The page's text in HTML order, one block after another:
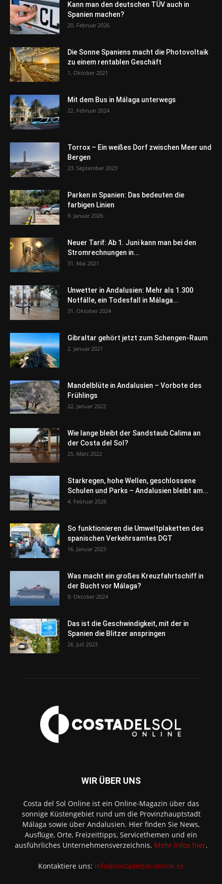
Kann man den deutschen TÜV auch in
Spanien machen?
20. Februar 2026
Die Sonne Spaniens macht die Photovoltaik
zu einem rentablen Geschäft
1. Oktober 2021
Mit dem Bus in Málaga unterwegs
22. Februar 2024
Torrox – Ein weißes Dorf zwischen Meer und
Bergen
23. September 2023
Parken in Spanien: Das bedeuten die
farbigen Linien
9. Januar 2026
Neuer Tarif: Ab 1. Juni kann man bei den
Stromrechnungen in...
31. Mai 2021
Unwetter in Andalusien: Mehr als 1.300
Notfälle, ein Todesfall in Málaga...
31. Oktober 2024
Gibraltar gehört jetzt zum Schengen-Raum
2. Januar 2021
Mandelblüte in Andalusien – Vorbote des
Frühlings
22. Januar 2022
Wie lange bleibt der Sandstaub Calima an
der Costa del Sol?
25. März 2022
Starkregen, hohe Wellen, geschlossene
Schulen und Parks – Andalusien bleibt am...
4. Februar 2026
So funktionieren die Umweltplaketten des
spanischen Verkehrsamtes DGT
16. Januar 2023
Was macht ein großes Kreuzfahrtschiff in
der Bucht vor Málaga?
9. Oktober 2024
Das ist die Geschwindigkeit, mit der in
Spanien die Blitzer anspringen
26. Juli 2023
WIR ÜBER UNS
Costa del Sol Online ist ein Online-Magazin über das
sonnige Küstengebiet rund um die Provinzhauptstadt
Málaga sowie über Andalusien. Hier finden Sie News,
Ausflüge, Orte, Freizeittipps, Servicethemen und ein
ausführliches Unternehmensverzeichnis. Mehr Infos hier.
Kontaktiere uns: info@costadelsol-online.es